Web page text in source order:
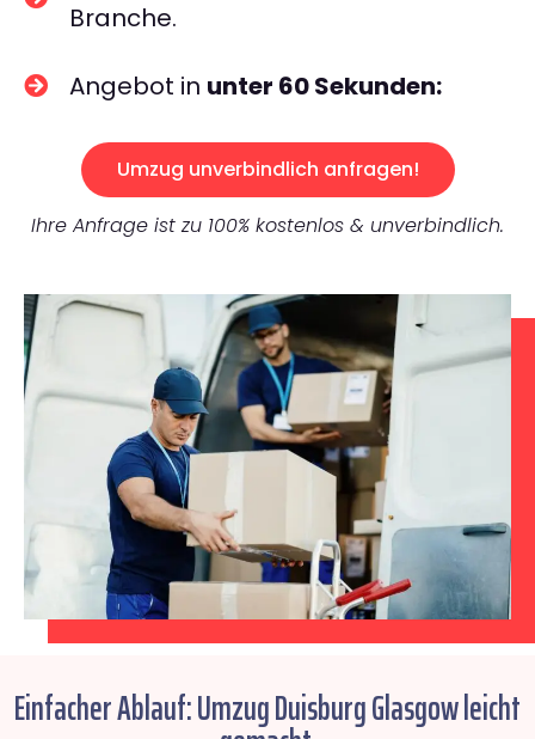
Branche.
Angebot in unter 60 Sekunden:
Umzug unverbindlich anfragen!
Ihre Anfrage ist zu 100% kostenlos & unverbindlich.
Einfacher Ablauf: Umzug Duisburg Glasgow leicht